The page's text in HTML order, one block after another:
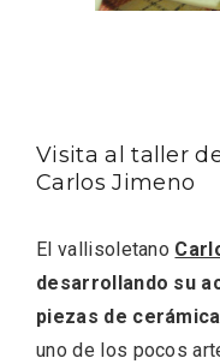
Visita al taller
Carlos Jimeno
El vallisoletano
desarrollando su
piezas de cerámica
uno de los pocos